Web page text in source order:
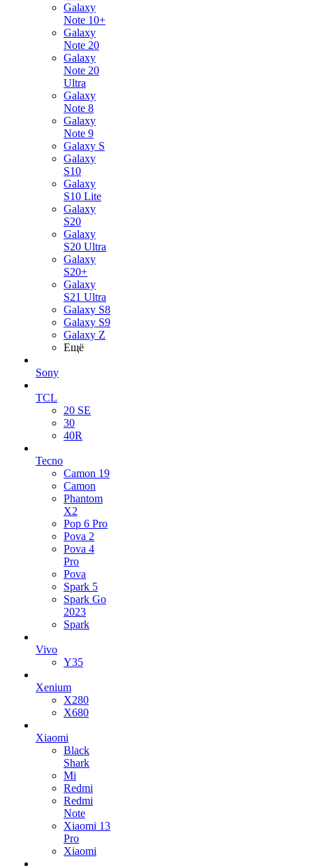
Galaxy
Note 10+
Galaxy
Note 20
Galaxy
Note 20
Ultra
Galaxy
Note 8
Galaxy
Note 9
Galaxy S
Galaxy
S10
Galaxy
S10 Lite
Galaxy
S20
Galaxy
S20 Ultra
Galaxy
S20+
Galaxy
S21 Ultra
Galaxy S8
Galaxy S9
Galaxy Z
Ещё
Sony
TCL
20 SE
30
40R
Tecno
Camon 19
Camon
Phantom
X2
Pop 6 Pro
Pova 2
Pova 4
Pro
Pova
Spark 5
Spark Go
2023
Spark
Vivo
Y35
Xenium
X280
X680
Xiaomi
Black
Shark
Mi
Redmi
Redmi
Note
Xiaomi 13
Pro
Xiaomi